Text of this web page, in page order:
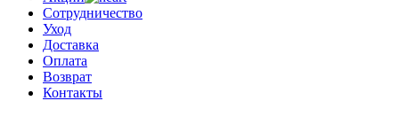
Сотрудничество
Уход
Доставка
Оплата
Возврат
Контакты